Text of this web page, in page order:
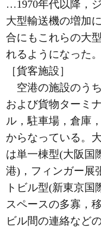
…1970年代以降，
大型輸送機の増加
合にもこれらの大
れるようになった。
［貨客施設］
空港の施設のう
および貨物ターミ
ル，駐車場，倉庫
からなっている。
は単一棟型(大阪国
港)，フィンガー展
トビル型(新東京
スペースの多寡，
ビル間の連絡など